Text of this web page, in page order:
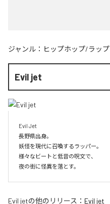
ジャンル： ヒップホップ/ラップ
Evil jet
Evil Jet
長野県出身。
妖怪を現代に召喚するラッパー。
様々なビートと低音の呪文で、
夜の街に怪異を落とす。
Evil jetの他のリリース： Evil jet